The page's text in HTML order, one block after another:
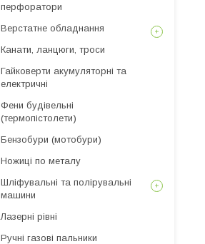
перфоратори
Верстатне обладнання
Канати, ланцюги, троси
Гайковерти акумуляторні та
електричні
Фени будівельні
(термопістолети)
Бензобури (мотобури)
Ножиці по металу
Шліфувальні та полірувальні
машини
Лазерні рівні
Ручні газові пальники